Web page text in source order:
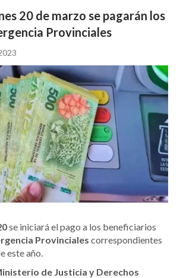
20 de marzo se pagarán los
Provinciales
se iniciará el pago a los beneficiarios
Provinciales correspondientes
este año.
de Justicia y Derechos